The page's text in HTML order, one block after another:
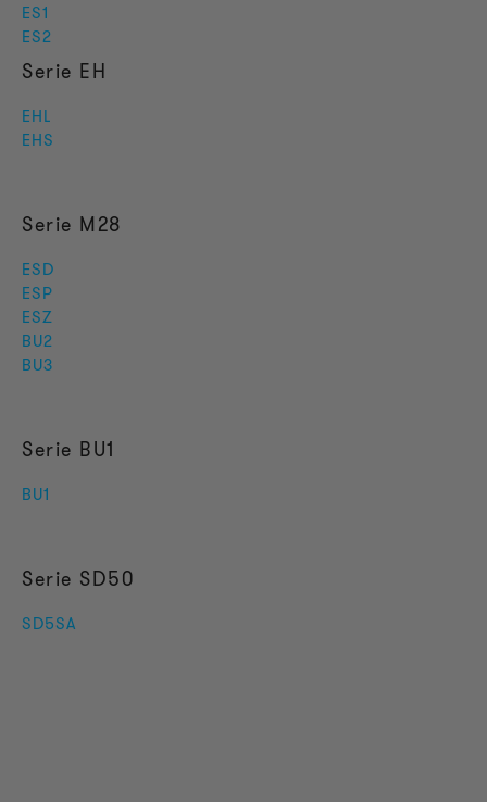
ES1
ES2
Serie EH
EHL
EHS
Serie M28
ESD
ESP
ESZ
BU2
BU3
Serie BU1
BU1
Serie SD50
SD5SA